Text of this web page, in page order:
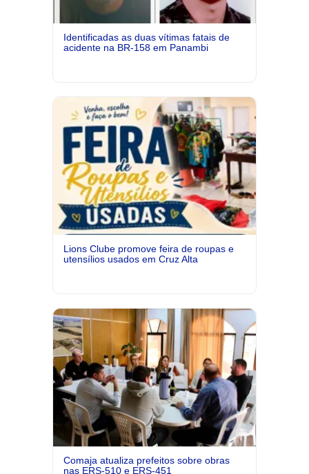
Identificadas as duas vítimas fatais de
acidente na BR-158 em Panambi
Lions Clube promove feira de roupas e
utensílios usados em Cruz Alta
Comaja atualiza prefeitos sobre obras
nas ERS-510 e ERS-451